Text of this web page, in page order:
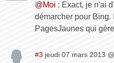
@Moi : Exact, je n'ai
démarcher pour
PagesJaunes qui
#3 jeudi 07 mars 2013